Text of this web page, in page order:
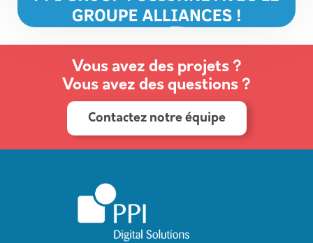
Vous avez des projets ?
Vous avez des questions ?
Contactez notre équipe